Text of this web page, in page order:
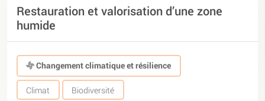
Restauration et valorisation d’une zone
humide
Changement climatique et résilience
Climat Biodiversité